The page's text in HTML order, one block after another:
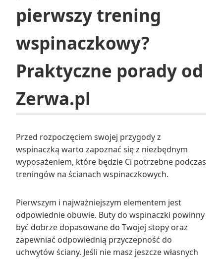
pierwszy trening
wspinaczkowy?
Praktyczne porady od
Zerwa.pl
Przed rozpoczęciem swojej przygody z
wspinaczką warto zapoznać się z niezbędnym
wyposażeniem, które będzie Ci potrzebne podczas
treningów na ścianach wspinaczkowych.
Pierwszym i najważniejszym elementem jest
odpowiednie obuwie. Buty do wspinaczki powinny
być dobrze dopasowane do Twojej stopy oraz
zapewniać odpowiednią przyczepność do
uchwytów ściany. Jeśli nie masz jeszcze własnych